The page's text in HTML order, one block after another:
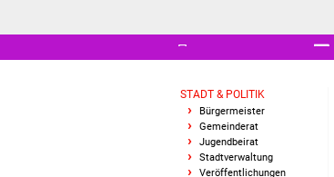
STADT & POLITIK
Bürgermeister
Gemeinderat
Jugendbeirat
Stadtverwaltung
Veröffentlichungen